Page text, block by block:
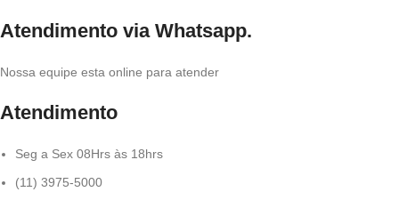
Atendimento via Whatsapp.
Nossa equipe esta online para atender
Atendimento
Seg a Sex 08Hrs às 18hrs
(11) 3975-5000